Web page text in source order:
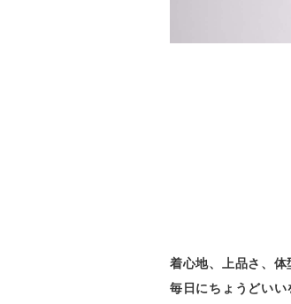
着心地、上品さ、体
毎日にちょうどいい